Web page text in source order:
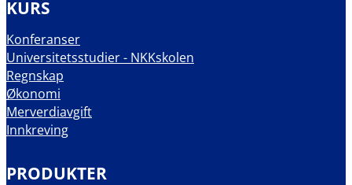
KURS
Konferanser
Universitetsstudier - NKKskolen
Regnskap
Økonomi
Merverdiavgift
Innkreving
PRODUKTER